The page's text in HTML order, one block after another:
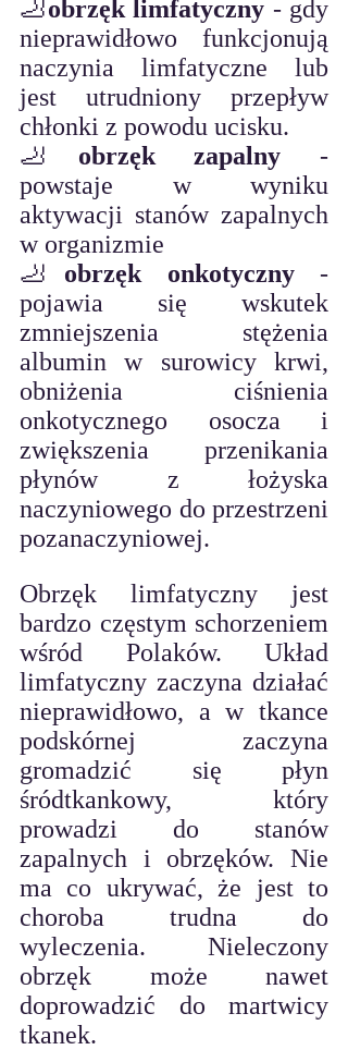
🦶obrzęk limfatyczny - gdy
nieprawidłowo funkcjonują
naczynia limfatyczne lub
jest utrudniony przepływ
chłonki z powodu ucisku.
🦶 obrzęk zapalny -
powstaje w wyniku
aktywacji stanów zapalnych
w organizmie
🦶 obrzęk onkotyczny -
pojawia się wskutek
zmniejszenia stężenia
albumin w surowicy krwi,
obniżenia ciśnienia
onkotycznego osocza i
zwiększenia przenikania
płynów z łożyska
naczyniowego do przestrzeni
pozanaczyniowej.
Obrzęk limfatyczny jest
bardzo częstym schorzeniem
wśród Polaków. Układ
limfatyczny zaczyna działać
nieprawidłowo, a w tkance
podskórnej zaczyna
gromadzić się płyn
śródtkankowy, który
prowadzi do stanów
zapalnych i obrzęków. Nie
ma co ukrywać, że jest to
choroba trudna do
wyleczenia. Nieleczony
obrzęk może nawet
doprowadzić do martwicy
tkanek.